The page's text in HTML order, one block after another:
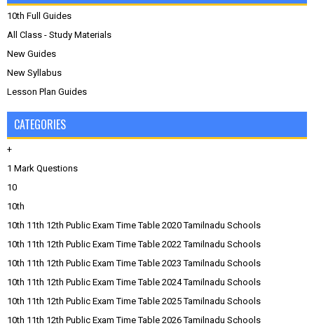
10th Full Guides
All Class - Study Materials
New Guides
New Syllabus
Lesson Plan Guides
CATEGORIES
+
1 Mark Questions
10
10th
10th 11th 12th Public Exam Time Table 2020 Tamilnadu Schools
10th 11th 12th Public Exam Time Table 2022 Tamilnadu Schools
10th 11th 12th Public Exam Time Table 2023 Tamilnadu Schools
10th 11th 12th Public Exam Time Table 2024 Tamilnadu Schools
10th 11th 12th Public Exam Time Table 2025 Tamilnadu Schools
10th 11th 12th Public Exam Time Table 2026 Tamilnadu Schools